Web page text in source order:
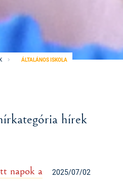
ÁLTALÁNOS ISKOLA
hírek
2025/07/02
napok a